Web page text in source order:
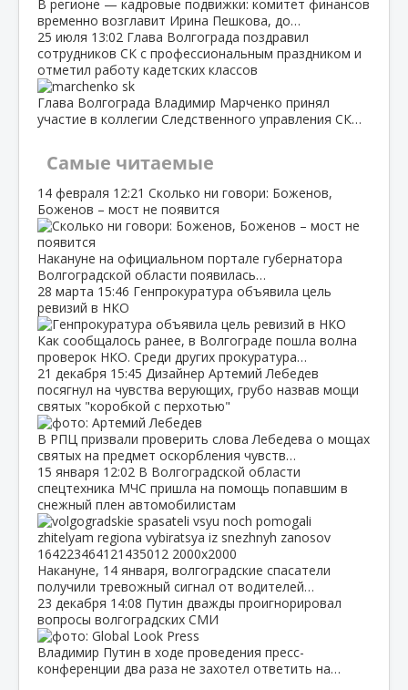
В регионе — кадровые подвижки: комитет финансов
временно возглавит Ирина Пешкова, до…
25 июля 13:02 Глава Волгограда поздравил
сотрудников СК с профессиональным праздником и
отметил работу кадетских классов
Глава Волгограда Владимир Марченко принял
участие в коллегии Следственного управления СК…
Самые читаемые
14 февраля 12:21 Сколько ни говори: Боженов,
Боженов – мост не появится
Накануне на официальном портале губернатора
Волгоградской области появилась…
28 марта 15:46 Генпрокуратура объявила цель
ревизий в НКО
Как сообщалось ранее, в Волгограде пошла волна
проверок НКО. Среди других прокуратура…
21 декабря 15:45 Дизайнер Артемий Лебедев
посягнул на чувства верующих, грубо назвав мощи
святых "коробкой с перхотью"
В РПЦ призвали проверить слова Лебедева о мощах
святых на предмет оскорбления чувств…
15 января 12:02 В Волгоградской области
спецтехника МЧС пришла на помощь попавшим в
снежный плен автомобилистам
Накануне, 14 января, волгоградские спасатели
получили тревожный сигнал от водителей…
23 декабря 14:08 Путин дважды проигнорировал
вопросы волгоградских СМИ
Владимир Путин в ходе проведения пресс-
конференции два раза не захотел ответить на…